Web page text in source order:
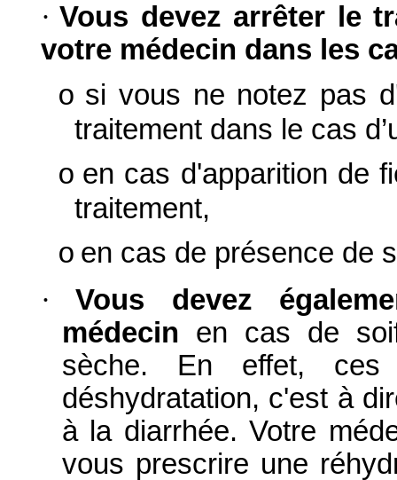
· Vous devez arrêter le
votre médecin dans les
o si vous ne notez pas
traitement dans le cas
o en cas d'apparition de
traitement,
o en cas de présence de
·
Vous devez
médecin en cas de
sèche. En effet,
déshydratation, c'est à
à la diarrhée. Votre
vous prescrire une